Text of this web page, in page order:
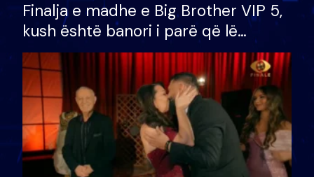
Finalja e madhe e Big Brother VIP 5,
kush është banori i parë që lë
shtëpinë dhe humb mundësinë për
të fituar çmimin e madh